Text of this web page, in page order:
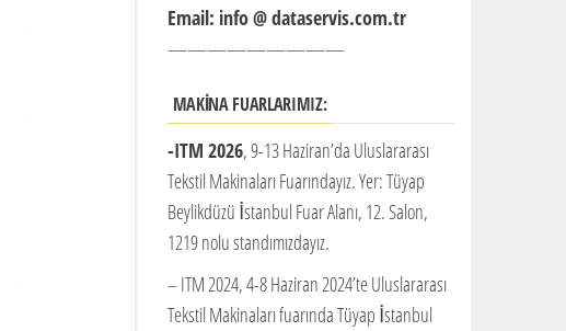
Email: info @ dataservis.com.tr
—————————
MAKİNA FUARLARIMIZ:
-ITM 2026, 9-13 Haziran’da Uluslararası
Tekstil Makinaları Fuarındayız. Yer: Tüyap
Beylikdüzü İstanbul Fuar Alanı, 12. Salon,
1219 nolu standımızdayız.
– ITM 2024, 4-8 Haziran 2024’te Uluslararası
Tekstil Makinaları fuarında Tüyap İstanbul